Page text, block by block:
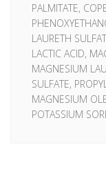
PALMITATE,
LAURETH
LACTIC ACID,
MAGNESIUM
SULFATE,
MAGNESIUM
POTASSIUM